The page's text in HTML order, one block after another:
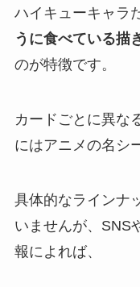
ハイキューキャラ
うに食べている描
のが特徴です​。
カードごとに異な
にはアニメの名シ
具体的なラインナ
いませんが、SNS
報によれば、